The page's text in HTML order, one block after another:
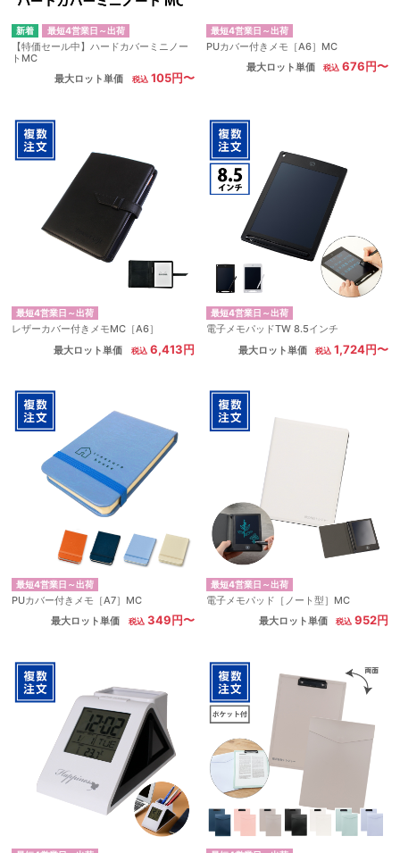
最短4営業日～出荷
【特価セール中】ハードカバーミニノー
トMC
最大ロット単価
105円〜
最短4営業日～出荷
PUカバー付きメモ［A6］MC
最大ロット単価
676円〜
最短4営業日～出荷
レザーカバー付きメモMC［A6］
最大ロット単価
6,413円
最短4営業日～出荷
電子メモパッドTW 8.5インチ
最大ロット単価
1,724円〜
最短4営業日～出荷
PUカバー付きメモ［A7］MC
最大ロット単価
349円〜
最短4営業日～出荷
電子メモパッド［ノート型］MC
最大ロット単価
952円